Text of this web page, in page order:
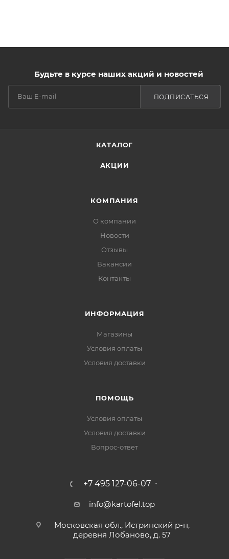
Будьте в курсе наших акций и новостей
ПОДПИСАТЬСЯ
КАТАЛОГ
АКЦИИ
КОМПАНИЯ
О компании
Новости
Отзывы
Вакансии
Контакты
ИНФОРМАЦИЯ
Магазины
Условия оплаты
Условия доставки
ПОМОЩЬ
Условия оплаты
Условия доставки
Вопрос-ответ
+7 495 127-06-07
info@kartofel.top
Московская обл., Истринский р-н,
деревня Лобаново, д. 57